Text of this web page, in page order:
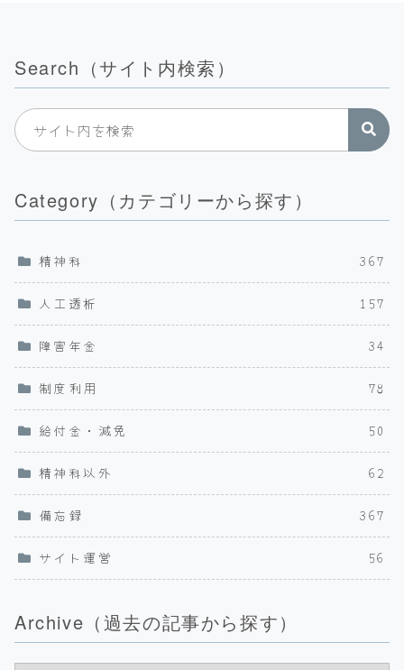
Search（サイト内検索）
Category（カテゴリーから探す）
精神科 367
人工透析 157
障害年金 34
制度利用 78
給付金・減免 50
精神科以外 62
備忘録 367
サイト運営 56
Archive（過去の記事から探す）